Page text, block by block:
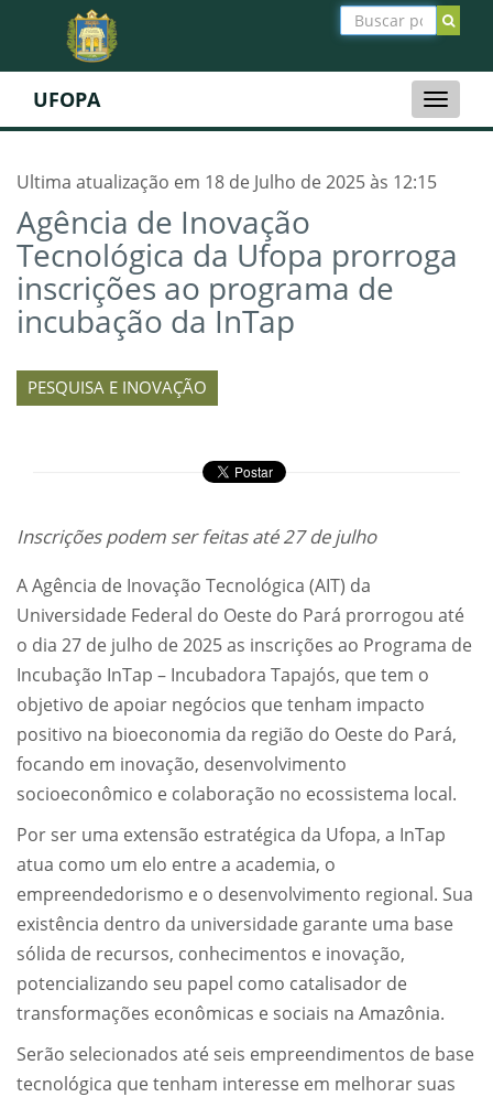
Toggle
UFOPA
Ultima atualização em 18 de Julho de 2025 às 12:15
Agência de Inovação
Tecnológica da Ufopa prorroga
inscrições ao programa de
incubação da InTap
PESQUISA E INOVAÇÃO
Inscrições podem ser feitas até 27 de julho
A Agência de Inovação Tecnológica (AIT) da
Universidade Federal do Oeste do Pará prorrogou até
o dia 27 de julho de 2025 as inscrições ao Programa de
Incubação InTap – Incubadora Tapajós, que tem o
objetivo de apoiar negócios que tenham impacto
positivo na bioeconomia da região do Oeste do Pará,
focando em inovação, desenvolvimento
socioeconômico e colaboração no ecossistema local.
Por ser uma extensão estratégica da Ufopa, a InTap
atua como um elo entre a academia, o
empreendedorismo e o desenvolvimento regional. Sua
existência dentro da universidade garante uma base
sólida de recursos, conhecimentos e inovação,
potencializando seu papel como catalisador de
transformações econômicas e sociais na Amazônia.
Serão selecionados até seis empreendimentos de base
tecnológica que tenham interesse em melhorar suas